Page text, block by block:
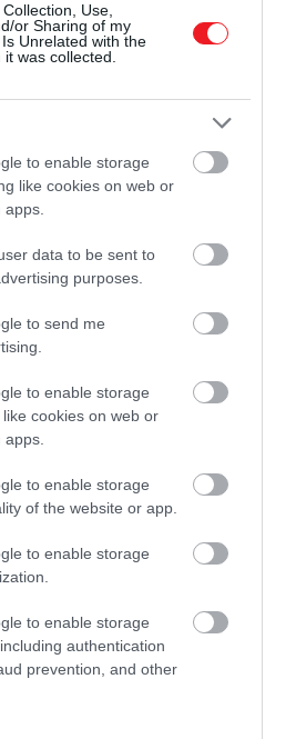
Use,
or Sharing of my
Unrelated with the
was collected.
to enable storage
like cookies on web or
data to be sent to
purposes.
to send me
to enable storage
cookies on web or
to enable storage
of the website or app.
to enable storage
to enable storage
authentication
prevention, and other
bútorokat, színeket,
lehetőleg
módon. Ebben persze
nem véletlen, hogy